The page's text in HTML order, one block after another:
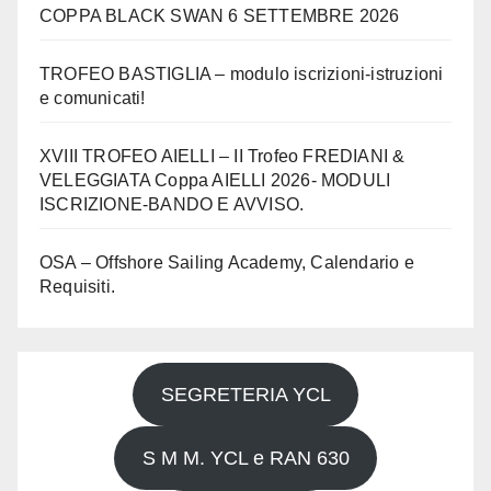
COPPA BLACK SWAN 6 SETTEMBRE 2026
TROFEO BASTIGLIA – modulo iscrizioni-istruzioni
e comunicati!
XVIII TROFEO AIELLI – II Trofeo FREDIANI &
VELEGGIATA Coppa AIELLI 2026- MODULI
ISCRIZIONE-BANDO E AVVISO.
OSA – Offshore Sailing Academy, Calendario e
Requisiti.
SEGRETERIA YCL
S M M. YCL e RAN 630